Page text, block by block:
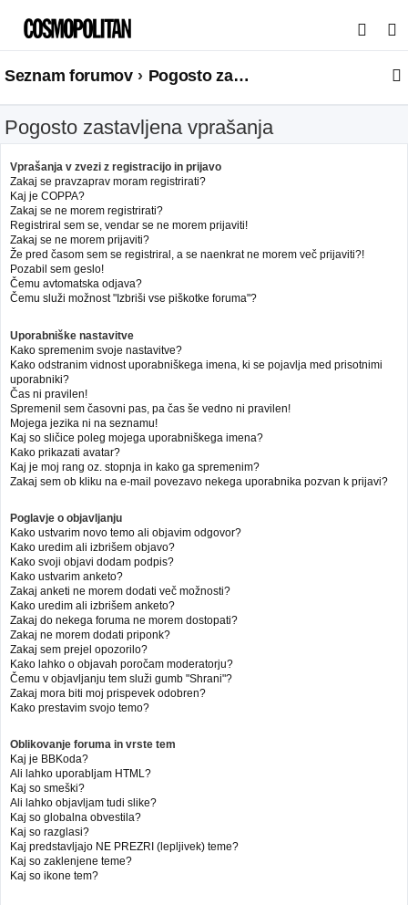
s
a
Seznam forumov Pogosto zastavljena vprašanja
Pogosto zastavljena vprašanja
Vprašanja v zvezi z registracijo in prijavo
Zakaj se pravzaprav moram registrirati?
Kaj je COPPA?
Zakaj se ne morem registrirati?
Registriral sem se, vendar se ne morem prijaviti!
Zakaj se ne morem prijaviti?
Že pred časom sem se registriral, a se naenkrat ne morem več prijaviti?!
Pozabil sem geslo!
Čemu avtomatska odjava?
Čemu služi možnost "Izbriši vse piškotke foruma"?
Uporabniške nastavitve
Kako spremenim svoje nastavitve?
Kako odstranim vidnost uporabniškega imena, ki se pojavlja med prisotnimi
uporabniki?
Čas ni pravilen!
Spremenil sem časovni pas, pa čas še vedno ni pravilen!
Mojega jezika ni na seznamu!
Kaj so sličice poleg mojega uporabniškega imena?
Kako prikazati avatar?
Kaj je moj rang oz. stopnja in kako ga spremenim?
Zakaj sem ob kliku na e-mail povezavo nekega uporabnika pozvan k prijavi?
Poglavje o objavljanju
Kako ustvarim novo temo ali objavim odgovor?
Kako uredim ali izbrišem objavo?
Kako svoji objavi dodam podpis?
Kako ustvarim anketo?
Zakaj anketi ne morem dodati več možnosti?
Kako uredim ali izbrišem anketo?
Zakaj do nekega foruma ne morem dostopati?
Zakaj ne morem dodati priponk?
Zakaj sem prejel opozorilo?
Kako lahko o objavah poročam moderatorju?
Čemu v objavljanju tem služi gumb "Shrani"?
Zakaj mora biti moj prispevek odobren?
Kako prestavim svojo temo?
Oblikovanje foruma in vrste tem
Kaj je BBKoda?
Ali lahko uporabljam HTML?
Kaj so smeški?
Ali lahko objavljam tudi slike?
Kaj so globalna obvestila?
Kaj so razglasi?
Kaj predstavljajo NE PREZRI (lepljivek) teme?
Kaj so zaklenjene teme?
Kaj so ikone tem?